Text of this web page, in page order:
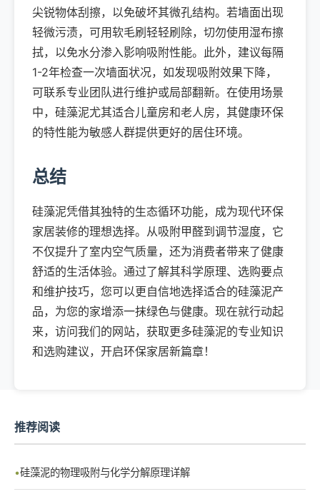
尖锐物体刮擦，以免破坏其微孔结构。若墙面出现
轻微污渍，可用软毛刷轻轻刷除，切勿使用湿布擦
拭，以免水分渗入影响吸附性能。此外，建议每隔
1-2年检查一次墙面状况，如发现吸附效果下降，
可联系专业团队进行维护或局部翻新。在使用场景
中，硅藻泥尤其适合儿童房和老人房，其健康环保
的特性能为敏感人群提供更好的居住环境。
总结
硅藻泥凭借其独特的生态循环功能，成为现代环保
家居装修的理想选择。从吸附甲醛到调节湿度，它
不仅提升了室内空气质量，还为消费者带来了健康
舒适的生活体验。通过了解其科学原理、选购要点
和维护技巧，您可以更自信地选择适合的硅藻泥产
品，为您的家增添一抹绿色与健康。现在就行动起
来，访问我们的网站，获取更多硅藻泥的专业知识
和选购建议，开启环保家居新篇章！
推荐阅读
硅藻泥的物理吸附与化学分解原理详解